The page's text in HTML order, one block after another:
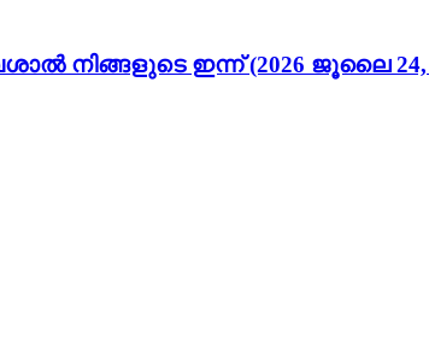
നിങ്ങളുടെ ഇന്ന്‌ (2026 ജൂലൈ 24,